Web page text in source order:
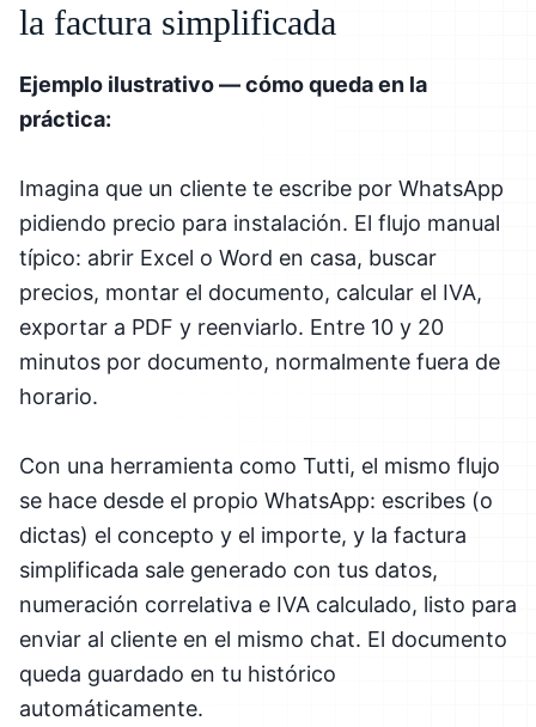
la factura simplificada
Ejemplo ilustrativo — cómo queda en la
práctica:
Imagina que un cliente te escribe por WhatsApp
pidiendo precio para instalación. El flujo manual
típico: abrir Excel o Word en casa, buscar
precios, montar el documento, calcular el IVA,
exportar a PDF y reenviarlo. Entre 10 y 20
minutos por documento, normalmente fuera de
horario.
Con una herramienta como Tutti, el mismo flujo
se hace desde el propio WhatsApp: escribes (o
dictas) el concepto y el importe, y la factura
simplificada sale generado con tus datos,
numeración correlativa e IVA calculado, listo para
enviar al cliente en el mismo chat. El documento
queda guardado en tu histórico
automáticamente.